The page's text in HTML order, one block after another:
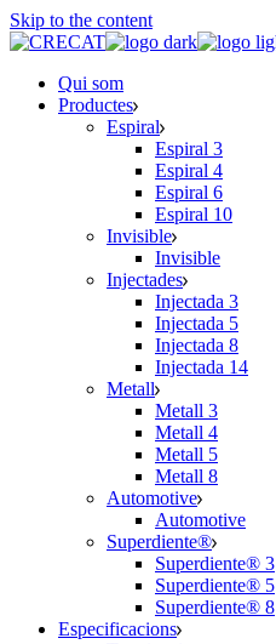
Skip to the content
Qui som
Productes
Espiral
Espiral 3
Espiral 4
Espiral 6
Espiral 10
Invisible
Invisible
Injectades
Injectada 3
Injectada 5
Injectada 8
Injectada 14
Metall
Metall 3
Metall 4
Metall 5
Metall 8
Automotive
Automotive
Superdiente®
Superdiente® 3
Superdiente® 5
Superdiente® 8
Especificacions